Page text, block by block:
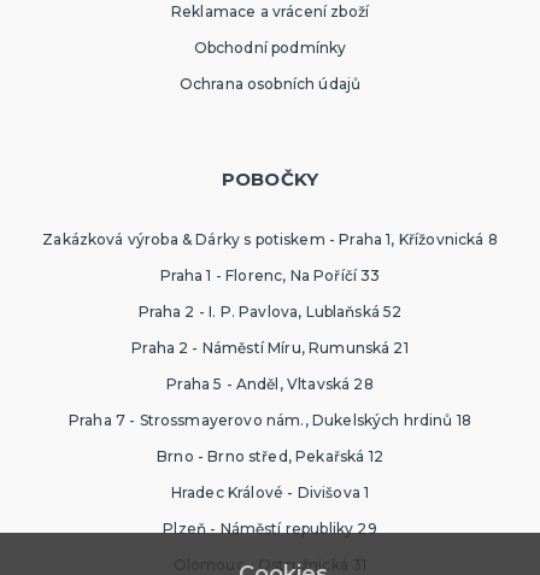
Reklamace a vrácení zboží
Obchodní podmínky
Ochrana osobních údajů
POBOČKY
Zakázková výroba & Dárky s potiskem - Praha 1, Křížovnická 8
Praha 1 - Florenc, Na Poříčí 33
Praha 2 - I. P. Pavlova, Lublaňská 52
Praha 2 - Náměstí Míru, Rumunská 21
Praha 5 - Anděl, Vltavská 28
Praha 7 - Strossmayerovo nám., Dukelských hrdinů 18
Brno - Brno střed, Pekařská 12
Hradec Králové - Divišova 1
Plzeň - Náměstí republiky 29
Olomouc - Ostružnická 31